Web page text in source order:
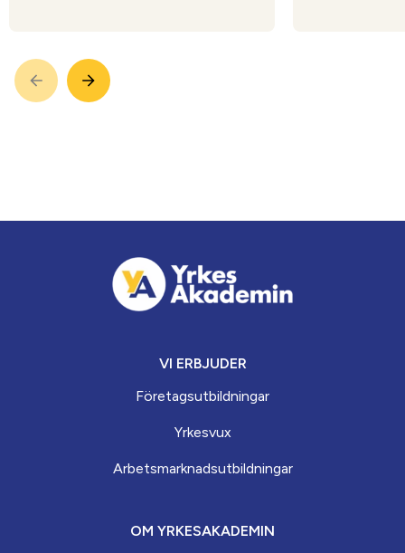
VI ERBJUDER
Företagsutbildningar
Yrkesvux
Arbets­marknads­­utbildningar
OM YRKESAKADEMIN